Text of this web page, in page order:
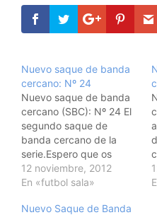
Nuevo saque de banda
cercano: Nº 24
Nuevo saque de banda
cercano (SBC): Nº 24 El
segundo saque de
banda cercano de la
serie.Espero que os
resulte ùtil.Un saludo
12 noviembre, 2012
En «futbol sala»
Nuevo Saque de Banda